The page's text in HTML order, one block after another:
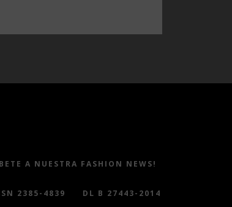
A NUESTRA FASHION NEWS!
2385-4839 DL B 27443-2014